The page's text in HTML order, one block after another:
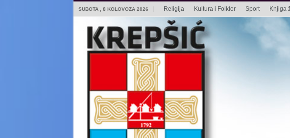
SUBOTA , 8 KOLOVOZA 2026 Religija Kultura i Folklor Sport Knjiga